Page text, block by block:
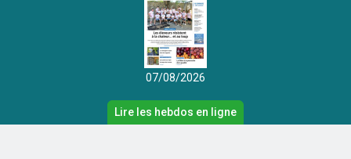
07/08/2026
Lire les hebdos en ligne